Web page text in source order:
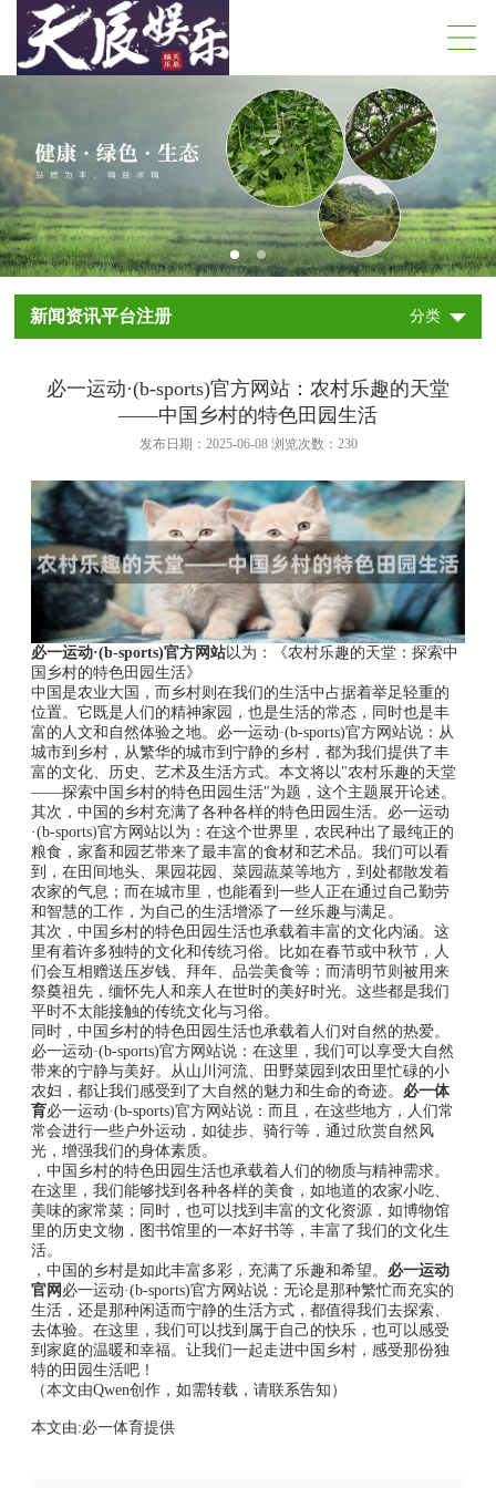
新闻资讯平台注册 分类
必一运动·(b-sports)官方网站：农村乐趣的天堂
——中国乡村的特色田园生活
发布日期：2025-06-08 浏览次数： 230
必一运动·(b-sports)官方网站以为：《农村乐趣的天堂：探索中
国乡村的特色田园生活》
中国是农业大国，而乡村则在我们的生活中占据着举足轻重的
位置。它既是人们的精神家园，也是生活的常态，同时也是丰
富的人文和自然体验之地。必一运动·(b-sports)官方网站说：从
城市到乡村，从繁华的城市到宁静的乡村，都为我们提供了丰
富的文化、历史、艺术及生活方式。本文将以"农村乐趣的天堂
——探索中国乡村的特色田园生活"为题，这个主题展开论述。
其次，中国的乡村充满了各种各样的特色田园生活。必一运动
·(b-sports)官方网站以为：在这个世界里，农民种出了最纯正的
粮食，家畜和园艺带来了最丰富的食材和艺术品。我们可以看
到，在田间地头、果园花园、菜园蔬菜等地方，到处都散发着
农家的气息；而在城市里，也能看到一些人正在通过自己勤劳
和智慧的工作，为自己的生活增添了一丝乐趣与满足。
其次，中国乡村的特色田园生活也承载着丰富的文化内涵。这
里有着许多独特的文化和传统习俗。比如在春节或中秋节，人
们会互相赠送压岁钱、拜年、品尝美食等；而清明节则被用来
祭奠祖先，缅怀先人和亲人在世时的美好时光。这些都是我们
平时不太能接触的传统文化与习俗。
同时，中国乡村的特色田园生活也承载着人们对自然的热爱。
必一运动·(b-sports)官方网站说：在这里，我们可以享受大自然
带来的宁静与美好。从山川河流、田野菜园到农田里忙碌的小
农妇，都让我们感受到了大自然的魅力和生命的奇迹。 必一体
育必一运动·(b-sports)官方网站说：而且，在这些地方，人们常
常会进行一些户外运动，如徒步、骑行等，通过欣赏自然风
光，增强我们的身体素质。
，中国乡村的特色田园生活也承载着人们的物质与精神需求。
在这里，我们能够找到各种各样的美食，如地道的农家小吃、
美味的家常菜；同时，也可以找到丰富的文化资源，如博物馆
里的历史文物，图书馆里的一本好书等，丰富了我们的文化生
活。
，中国的乡村是如此丰富多彩，充满了乐趣和希望。 必一运动
官网 必一运动·(b-sports)官方网站说：无论是那种繁忙而充实的
生活，还是那种闲适而宁静的生活方式，都值得我们去探索、
去体验。在这里，我们可以找到属于自己的快乐，也可以感受
到家庭的温暖和幸福。让我们一起走进中国乡村，感受那份独
特的田园生活吧！
（本文由Qwen创作，如需转载，请联系告知）
本文由:必一体育提供